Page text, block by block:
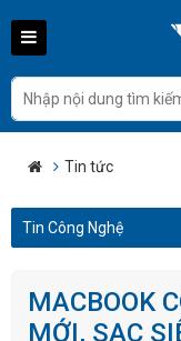
Tin tức
Tin Công Nghệ
MACBOOK
MỚI, SẠC